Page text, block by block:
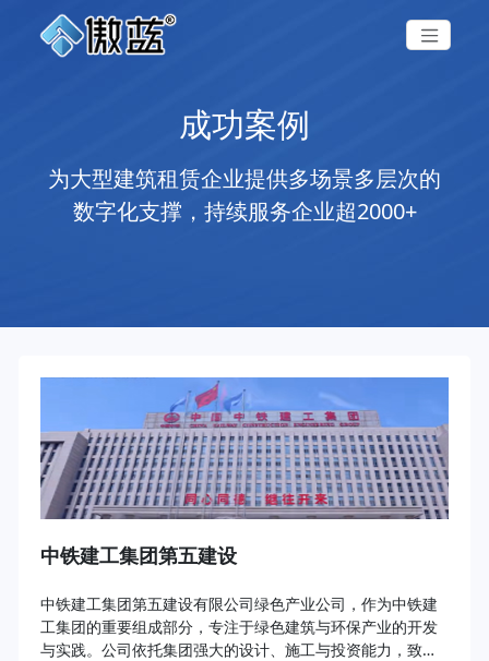
成功案例
为大型建筑租赁企业提供多场景多层次的
数字化支撑，持续服务企业超2000+
中铁建工集团第五建设
中铁建工集团第五建设有限公司绿色产业公司，作为中铁建
工集团的重要组成部分，专注于绿色建筑与环保产业的开发
与实践。公司依托集团强大的设计、施工与投资能力，致力